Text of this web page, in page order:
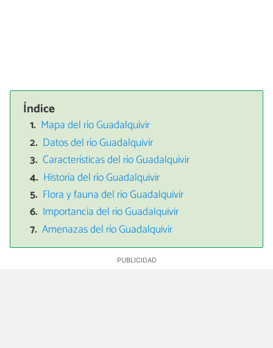
Índice
Mapa del río Guadalquivir
Datos del río Guadalquivir
Características del río Guadalquivir
Historia del río Guadalquivir
Flora y fauna del río Guadalquivir
Importancia del río Guadalquivir
Amenazas del río Guadalquivir